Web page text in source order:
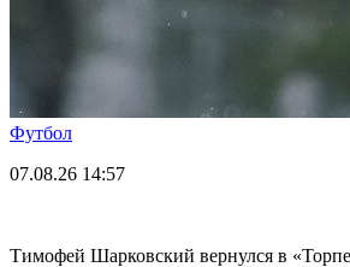
Футбол
07.08.26 14:57
Тимофей Шарковский вернулся в